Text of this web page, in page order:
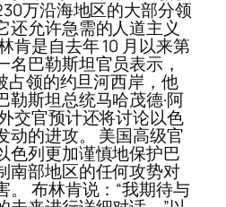
万沿海地区的大部分领
还允许急需的人道主义
肯是自去年 10 月以来第
巴勒斯坦官员表示，
占领的约旦河西岸，他
勒斯坦总统马哈茂德·阿
交官预计还将讨论以色
动的进攻。 美国高级官
色列更加谨慎地保护巴
南部地区的任何攻势对
。 布林肯说：“我期待与